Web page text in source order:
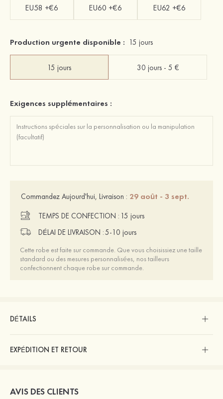
EU58 +€6 EU60 +€6 EU62 +€6
Production urgente disponible : 15 jours
15 jours 30 jours - 5 €
Exigences supplémentaires :
Commandez Aujourd'hui, Livraison : 29 août - 3 sept.
TEMPS DE CONFECTION : 15 jours
DÉLAI DE LIVRAISON :5-10 jours
Cette robe est faite sur commande. Que vous choisissiez une taille
standard ou des mesures personnalisées, nos tailleurs
confectionnent chaque robe sur commande.
DÉTAILS
EXPÉDITION ET RETOUR
AVIS DES CLIENTS